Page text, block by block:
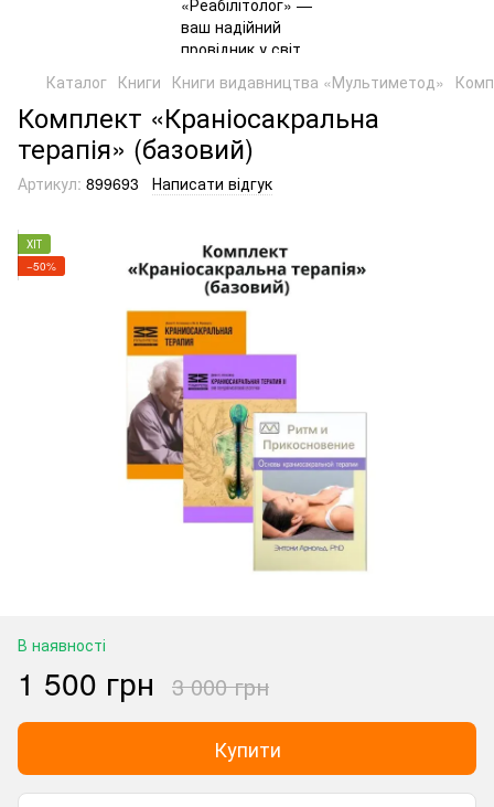
Каталог Книги Книги видавництва «Мультиметод»
Комплект «Краніосакральна
терапія» (базовий)
Артикул: 899693 Написати відгук
ХІТ
−50%
В наявності
1 500 грн 3 000 грн
Купити